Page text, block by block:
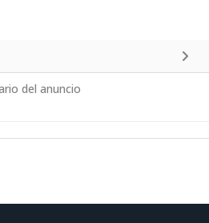
del anuncio